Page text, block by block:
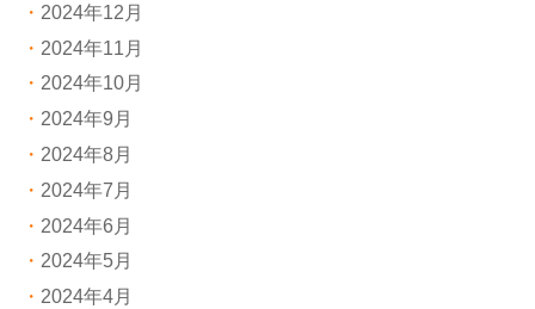
2024年12月
2024年11月
2024年10月
2024年9月
2024年8月
2024年7月
2024年6月
2024年5月
2024年4月